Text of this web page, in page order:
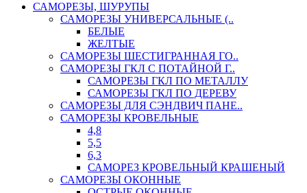
САМОРЕЗЫ, ШУРУПЫ
САМОРЕЗЫ УНИВЕРСАЛЬНЫЕ (..
БЕЛЫЕ
ЖЕЛТЫЕ
САМОРЕЗЫ ШЕСТИГРАННАЯ ГО..
САМОРЕЗЫ ГКЛ С ПОТАЙНОЙ Г..
САМОРЕЗЫ ГКЛ ПО МЕТАЛЛУ
САМОРЕЗЫ ГКЛ ПО ДЕРЕВУ
САМОРЕЗЫ ДЛЯ СЭНДВИЧ ПАНЕ..
САМОРЕЗЫ КРОВЕЛЬНЫЕ
4,8
5,5
6,3
САМОРЕЗ КРОВЕЛЬНЫЙ КРАШЕНЫЙ
САМОРЕЗЫ ОКОННЫЕ